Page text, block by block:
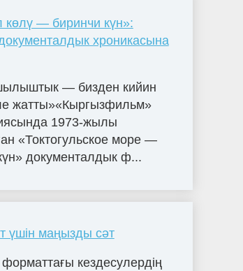
көлү — биринчи күн»:
хроникасына
— бизден кийин
жатты»«Кыргызфильм»
1973-жылы
«Токтогульское море —
документалдык ф...
үшін маңызды сәт
кездесулердің